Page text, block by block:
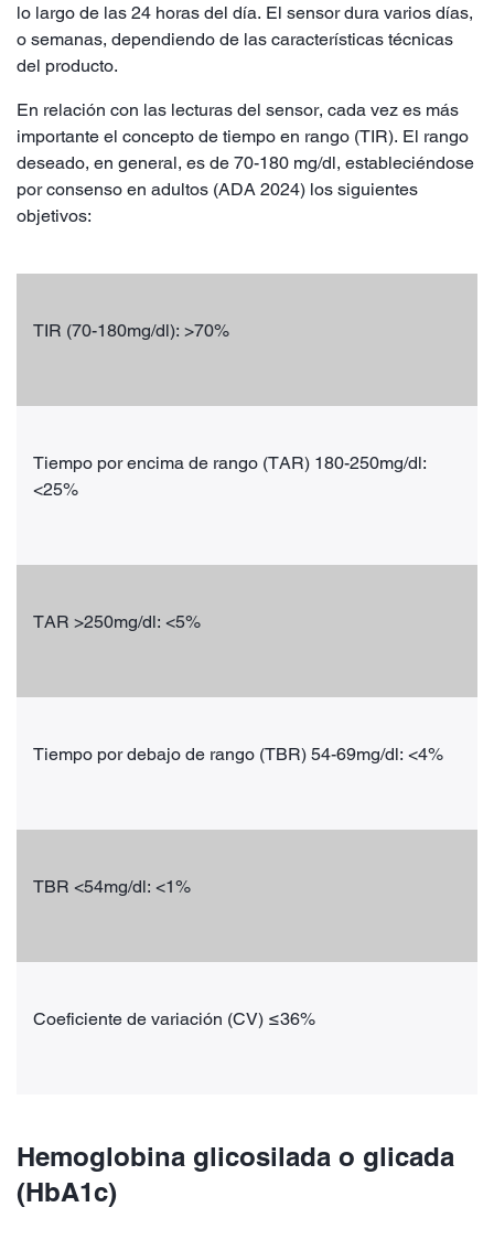
lo largo de las 24 horas del día. El sensor dura varios días,
o semanas, dependiendo de las características técnicas
del producto.
En relación con las lecturas del sensor, cada vez es más
importante el concepto de tiempo en rango (TIR). El rango
deseado, en general, es de 70-180 mg/dl, estableciéndose
por consenso en adultos (ADA 2024) los siguientes
objetivos:
TIR (70-180mg/dl): >70%
Tiempo por encima de rango (TAR) 180-250mg/dl:
<25%
TAR >250mg/dl: <5%
Tiempo por debajo de rango (TBR) 54-69mg/dl: <4%
TBR <54mg/dl: <1%
Coeficiente de variación (CV) ≤36%
Hemoglobina glicosilada o glicada
(HbA1c)